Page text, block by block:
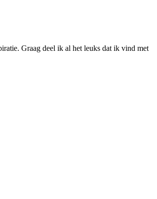
Graag deel ik al het leuks dat ik vind met